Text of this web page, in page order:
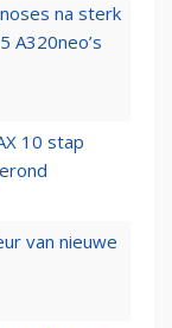
na sterk
A320neo’s
10 stap
van nieuwe